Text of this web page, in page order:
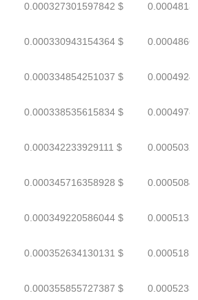
0.000327301597842 $
0.000330943154364 $
0.000334854251037 $
0.000338535615834 $
0.000342233929111 $
0.000345716358928 $
0.000349220586044 $
0.000352634130131 $
0.000355855727387 $